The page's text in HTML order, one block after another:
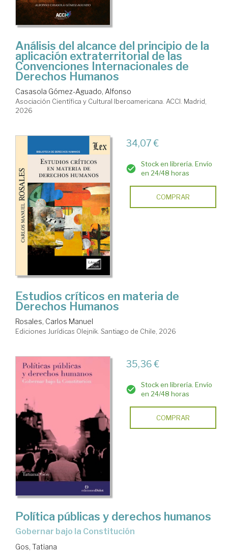
Análisis del alcance del principio de la
aplicación extraterritorial de las
Convenciones Internacionales de
Derechos Humanos
Casasola Gómez-Aguado, Alfonso
Asociación Científica y Cultural Iberoamericana. ACCI. Madrid,
2026
34,07 €
Stock en librería. Envío
en 24/48 horas
COMPRAR
Estudios críticos en materia de
Derechos Humanos
Rosales, Carlos Manuel
Ediciones Jurídicas Olejnik. Santiago de Chile, 2026
35,36 €
Stock en librería. Envío
en 24/48 horas
COMPRAR
Política públicas y derechos humanos
Gobernar bajo la Constitución
Gos, Tatiana